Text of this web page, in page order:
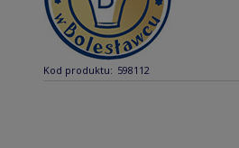
Kod produktu: 598112